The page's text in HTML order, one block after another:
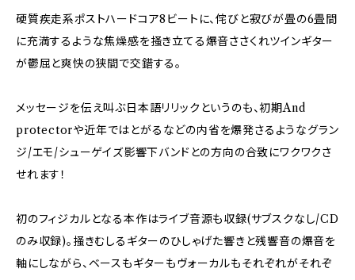
硬質疾走系ポストハードコア8ビートに、侘びと寂びが畳の6畳間
に充満するような焦燥感を掻き立てる爆音ささくれツインギター
が鬱屈と爽快の狭間で交錯する。
メッセージを伝え叫ぶ日本語リリックというのも、初期And
protectorや近年ではとがるなどの内省を爆発さるようなグラン
ジ/エモ/シューゲイズ影響下バンドとの方向の合致にワクワクさ
せれます！
初のフィジカルとなる本作はライブ音源も収録(サブスクなし/CD
のみ収録)。掻きむしるギターのひしゃげた響きと残響音の爆音を
軸にしながら、ベースもギターもヴォーカルもそれぞれがそれぞ